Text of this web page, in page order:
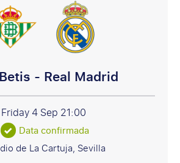
- Real Madrid
Friday 4 Sep 21:00
Data confirmada
de La Cartuja, Sevilla